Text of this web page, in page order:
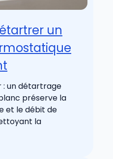
un
: un détartrage
préserve la
et le débit de
la